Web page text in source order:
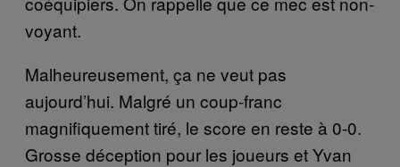
voyant.
Malheureusement, ça ne veut pas
aujourd’hui. Malgré un coup-franc
magnifiquement tiré, le score en reste à 0-0.
Grosse déception pour les joueurs et Yvan